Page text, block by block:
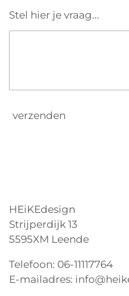
Stel hier je vraag...
verzenden
HEiKEdesign
Strijperdijk 13
5595XM Leende
Telefoon: 06-11117764
E-mailadres: